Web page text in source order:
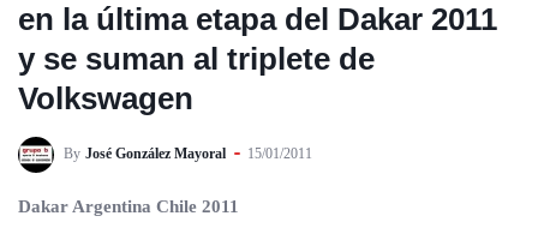
en la última etapa del Dakar 2011
y se suman al triplete de
Volkswagen
By José González Mayoral 15/01/2011
Dakar Argentina Chile 2011